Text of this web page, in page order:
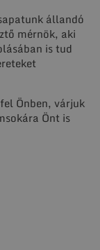
állandó
mérnök, aki
is tud
Önben, várjuk
Önt is